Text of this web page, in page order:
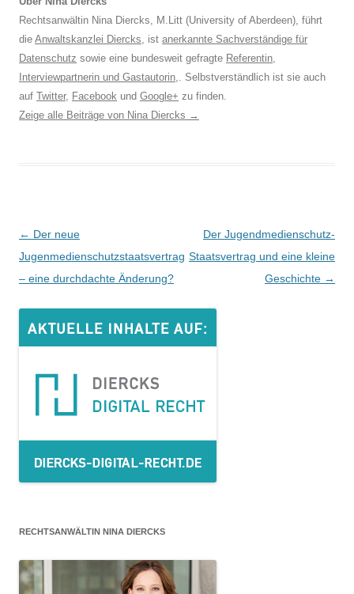
Rechtsanwältin Nina Diercks, M.Litt (University of Aberdeen), führt
die Anwaltskanzlei Diercks, ist anerkannte Sachverständige für
Datenschutz sowie eine bundesweit gefragte Referentin,
Interviewpartnerin und Gastautorin,. Selbstverständlich ist sie auch
auf Twitter, Facebook und Google+ zu finden.
Zeige alle Beiträge von Nina Diercks →
Beitrags-
Navigation
← Der neue
Jugenmedienschutzstaatsvertrag
– eine durchdachte Änderung?
Der Jugendmedienschutz-
Staatsvertrag und eine kleine
Geschichte →
RECHTSANWÄLTIN NINA DIERCKS